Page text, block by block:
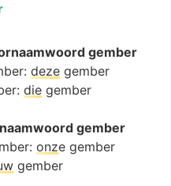
gember
deze gember
die gember
gember
onze gember
gember